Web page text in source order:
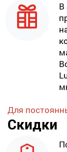
В
Для
Скидки